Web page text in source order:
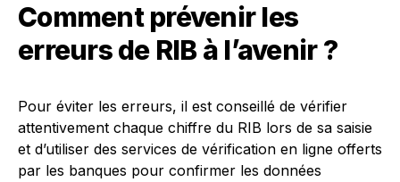
Comment prévenir les
erreurs de RIB à l’avenir ?
Pour éviter les erreurs, il est conseillé de vérifier
attentivement chaque chiffre du RIB lors de sa saisie
et d’utiliser des services de vérification en ligne offerts
par les banques pour confirmer les données